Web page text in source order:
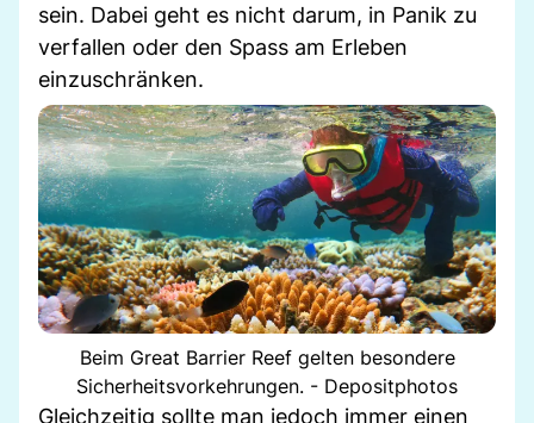
sein. Dabei geht es nicht darum, in Panik zu
verfallen oder den Spass am Erleben
einzuschränken.
Beim Great Barrier Reef gelten besondere
Sicherheitsvorkehrungen. - Depositphotos
Gleichzeitig sollte man jedoch immer einen